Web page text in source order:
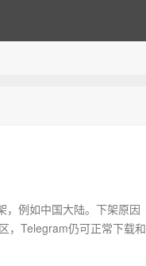
，例如中国大陆。下架原因
，Telegram仍可正常下载和